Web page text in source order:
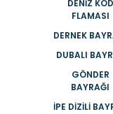
DENIZ KOD
FLAMASI
DERNEK
DUBALI
GÖNDER
BAYRAĞI
İPE DIZILI